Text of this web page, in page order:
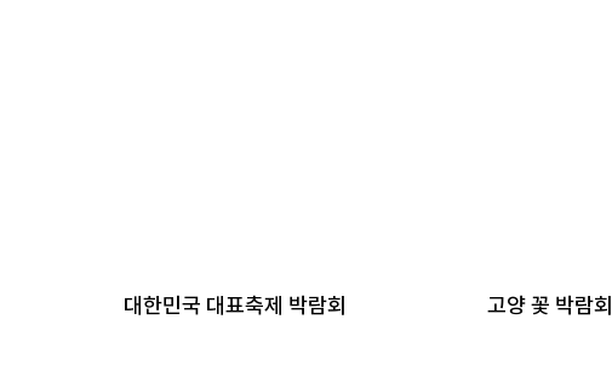
대한민국 대표축제 박람회 고양 꽃 박람회